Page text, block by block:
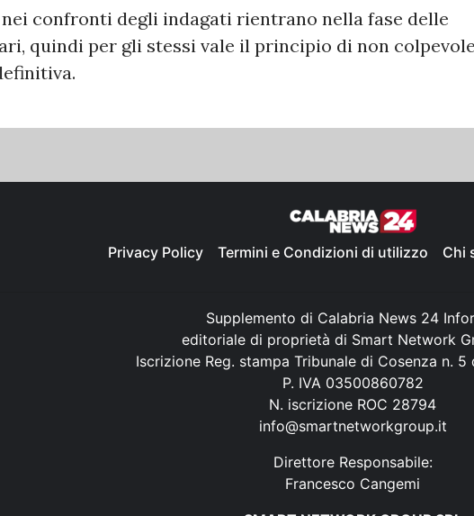
nei confronti degli indagati rientrano nella fase delle
quindi per gli stessi vale il principio di non
Privacy Policy Termini e Condizioni di utilizzo Chi
Supplemento di Calabria News 24
editoriale di proprietà di Smart Network
Iscrizione Reg. stampa Tribunale di Cosenza n. 5
P. IVA 03500860782
N. iscrizione ROC 28794
info@smartnetworkgroup.it
Direttore Responsabile:
Francesco Cangemi